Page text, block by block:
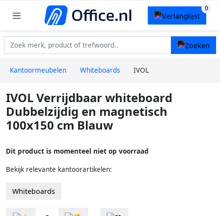
Kantoormeubelen Whiteboards IVOL
IVOL Verrijdbaar whiteboard
Dubbelzijdig en magnetisch
100x150 cm Blauw
Dit product is momenteel niet op voorraad
Bekijk relevante kantoorartikelen:
Whiteboards